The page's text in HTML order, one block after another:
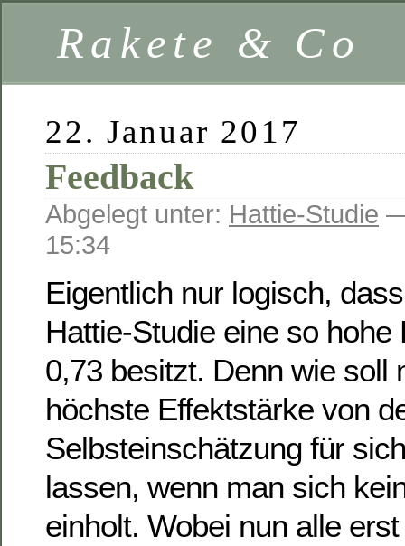
Rakete & Co
22. Januar 2017
Feedback
Abgelegt unter: Hattie-Studie
15:34
Eigentlich nur logisch,
Hattie-Studie eine so hohe
0,73 besitzt. Denn wie soll
höchste Effektstärke von
Selbsteinschätzung für
lassen, wenn man sich
einholt. Wobei nun alle